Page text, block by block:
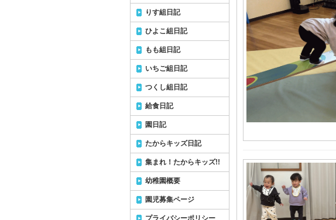
りす組日記
ひよこ組日記
もも組日記
いちご組日記
つくし組日記
給食日記
園日記
たからキッズ日記
集まれ！たからキッズ!!
幼稚園概要
園児募集ページ
プライバシーポリシー